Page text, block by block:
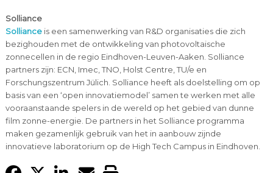
Solliance
Sollianceis een samenwerking van R&D organisaties die zich
bezighouden met de ontwikkeling van photovoltaische
zonnecellen in de regio Eindhoven-Leuven-Aaken. Solliance
partners zijn: ECN, Imec, TNO, Holst Centre, TU/e en
Forschungszentrum Jülich. Solliance heeft als doelstelling om op
basis van een ‘open innovatiemodel’ samen te werken met alle
vooraanstaande spelers in de wereld op het gebied van dunne
film zonne-energie. De partners in het Solliance programma
maken gezamenlijk gebruik van het in aanbouw zijnde
innovatieve laboratorium op de High Tech Campus in Eindhoven.